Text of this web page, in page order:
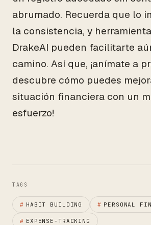
abrumado. Recuerda que lo
la consistencia, y
DrakeAI pueden facilitarte
camino. Así que, ¡anímate a
descubre cómo puedes
situación financiera con un
esfuerzo!
TAGS
# HABIT BUILDING # PERSONAL
# EXPENSE-TRACKING